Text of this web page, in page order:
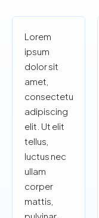
Lorem
ipsum
dolor sit
amet,
consectetur
adipiscing
elit. Ut elit
tellus,
luctus nec
ullam
corper
mattis,